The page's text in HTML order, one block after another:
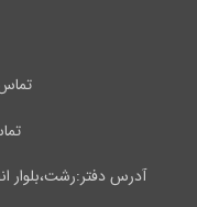
آدرس دفتر:رشت،بلوار